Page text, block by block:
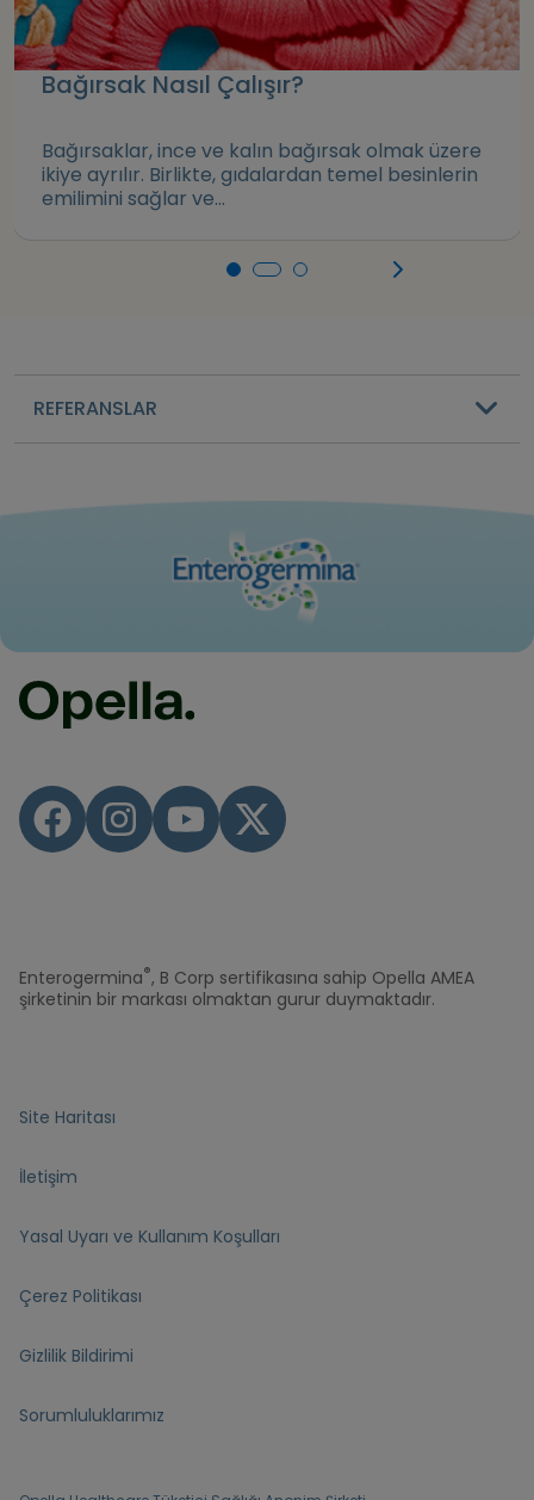
Bağırsak Nasıl Çalışır?
Bağırsaklar, ince ve kalın bağırsak olmak üzere
ikiye ayrılır. Birlikte, gıdalardan temel besinlerin
emilimini sağlar ve...
REFERANSLAR
Enterogermina®, B Corp sertifikasına sahip Opella AMEA
şirketinin bir markası olmaktan gurur duymaktadır.
Site Haritası
İletişim
Yasal Uyarı ve Kullanım Koşulları
Çerez Politikası
Gizlilik Bildirimi
Sorumluluklarımız